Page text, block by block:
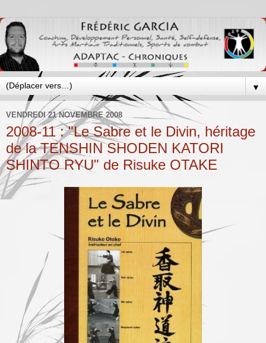
▼
VENDREDI 21 NOVEMBRE 2008
2008-11 : "Le Sabre et le Divin, héritage
de la TENSHIN SHODEN KATORI
SHINTO RYU" de Risuke OTAKE